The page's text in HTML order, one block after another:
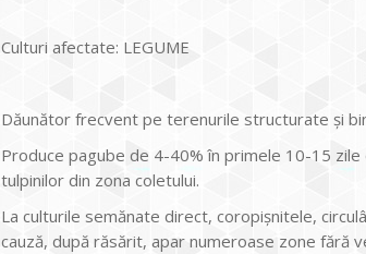
Culturi afectate: LEGUME
Dăunător frecvent pe terenurile structurate şi
Produce pagube de 4-40% în primele 10-15
tulpinilor din zona coletului.
La culturile semănate direct, coropişnitele,
cauză, după răsărit, apar numeroase zone fără